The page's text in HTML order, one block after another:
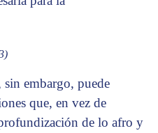
sin embargo, puede
que, en vez de
de lo afro y